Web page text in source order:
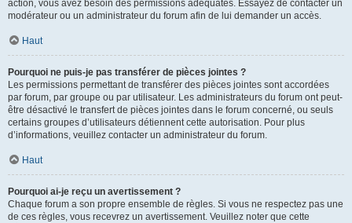
action, vous avez besoin des permissions adéquates. Essayez de contacter un
modérateur ou un administrateur du forum afin de lui demander un accès.
Haut
Pourquoi ne puis-je pas transférer de pièces jointes ?
Les permissions permettant de transférer des pièces jointes sont accordées
par forum, par groupe ou par utilisateur. Les administrateurs du forum ont peut-
être désactivé le transfert de pièces jointes dans le forum concerné, ou seuls
certains groupes d’utilisateurs détiennent cette autorisation. Pour plus
d’informations, veuillez contacter un administrateur du forum.
Haut
Pourquoi ai-je reçu un avertissement ?
Chaque forum a son propre ensemble de règles. Si vous ne respectez pas une
de ces règles, vous recevrez un avertissement. Veuillez noter que cette